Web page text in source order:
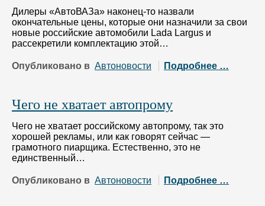
Дилеры «АвтоВАЗа» наконец-то назвали
окончательные цены, которые они назначили за свои
новые российские автомобили Lada Largus и
рассекретили комплектацию этой…
Опубликовано в Автоновости Подробнее …
Чего не хватает автопрому
Чего не хватает российскому автопрому, так это
хорошей рекламы, или как говорят сейчас —
грамотного пиарщика. Естественно, это не
единственный…
Опубликовано в Автоновости Подробнее …